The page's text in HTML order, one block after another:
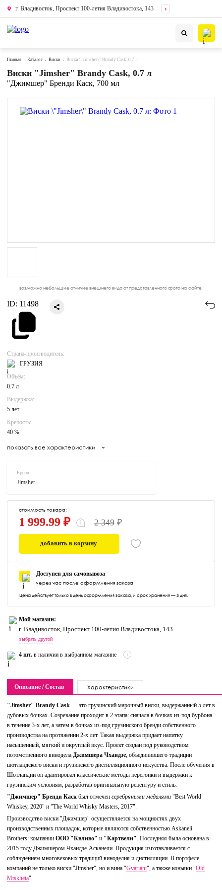
г. Владивосток, Проспект 100-летия Владивостока, 143
Главная Каталог Виски Виски \"Jimsher\" Brandy Cask, 0.7 л
Виски "Jimsher" Brandy Cask, 0.7 л
"Джимшер" Бренди Каск, 700 мл
возможно небольшие отличие внешнего вида от представленного фото на сайте
ID: 11498
Страна-производитель:
ГРУЗИЯ
Объём:
0.7 л
Выдержка:
5 лет
Крепость:
40 %
показать все характеристики
Бренд:
Jimsher
стоимость товара:
1 999.99 ₽ 2 349 ₽
добавить в корзину
0
Доступен для самовывоза
через час после оформления заказа
Цена действует только в день оформления заказа, и срок хранения — 3 дня.
Мой магазин:
г. Владивосток, Проспект 100-летия Владивостока, 143
выбрать другой
4 шт. в наличии в выбранном магазине
Описание / Состав Характеристики
"Jimsher" Brandy Cask — это грузинский марочный виски, выдержанный 5 лет в
дубовых бочках. Созревание проходит в 2 этапа: сначала в бочках из-под бурбона
в течение 3-х лет, а затем в бочках из-под грузинского бренди собственного
производства на протяжении 2-х лет. Такая выдержка придает напитку
насыщенный, мягкий и округлый вкус. Проект создан под руководством
потомственного винодела Джимшера Чхаидзе, объединившего традиции
шотландского виски и грузинского дистилляционного искусства. После обучения в
Шотландии он адаптировал классические методы перегонки и выдержки к
грузинским условиям, разработав оригинальную рецептуру и стиль.
"Джимшер" Бренди Каск был отмечен серебряными медалями "Best World
Whiskey, 2020" и "The World Whisky Masters, 2017".
Производство виски "Джимшер" осуществляется на мощностях двух
производственных площадок, которые являются собственностью Askaneli
Brothers: компании ООО "Квливо" и "Картвели". Последняя была основана в
2015 году Джимшером Чхаидзе-Асканели. Продукция изготавливается с
соблюдением многовековых традиций виноделия и дистилляции. В портфеле
компаний не только виски "Jimsher", но и вина "Gvariani", а также коньяки "Old
Mtskheta".